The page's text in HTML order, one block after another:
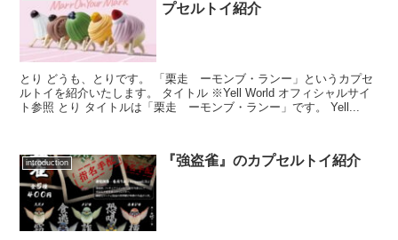
プセルトイ紹介
とり どうも、とりです。 「栗走 ーモンブ・ランー」というカプセ
ルトイを紹介いたします。 タイトル ※Yell World オフィシャルサイ
ト参照 とり タイトルは「栗走 ーモンブ・ランー」です。 Yell...
introduction 『強盗雀』のカプセルトイ紹介